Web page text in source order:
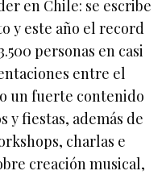
en Chile: se escribe
y este año el record
personas en casi
entre el
un fuerte contenido
y fiestas, además de
charlas e
creación musical,